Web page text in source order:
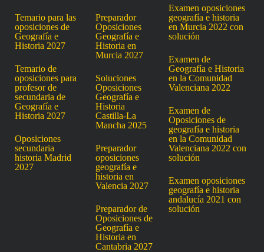
Temario para las
oposiciones de
Geografía e
Historia 2027
Temario de
oposiciones para
profesor de
secundaria de
Geografía e
Historia 2027
Oposiciones
secundaria
historia Madrid
2027
Preparador
Oposiciones
Geografía e
Historia en
Murcia 2027
Soluciones
Oposiciones
Geografía e
Historia
Castilla-La
Mancha 2025
Preparador
oposiciones
geografía e
historia en
Valencia 2027
Preparador de
Oposiciones de
Geografía e
Historia en
Cantabria 2027
Examen oposiciones
geografía e historia
en Murcia 2022 con
solución
Examen de
Geografía e Historia
en la Comunidad
Valenciana 2022
Examen de
Oposiciones de
geografía e historia
en la Comunidad
Valenciana 2022 con
solución
Examen oposiciones
geografía e historia
andalucía 2021 con
solución